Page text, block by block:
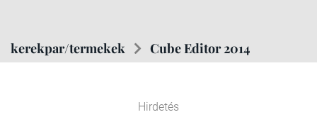
kerekpar/termekek Cube Editor 2014
Hirdetés